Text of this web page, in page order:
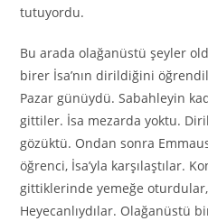
tutuyordu.
Bu arada olağanüstü şeyler
birer İsa’nın dirildiğini
Pazar günüydü. Sabahleyin
gittiler. İsa mezarda yoktu.
gözüktü. Ondan sonra
öğrenci, İsa’yla karşılaştılar.
gittiklerinde yemeğe
Heyecanlıydılar. Olağanüstü